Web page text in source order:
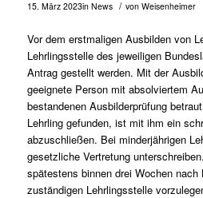
15. März 2023in News / von Weisenheimer
Vor dem erstmaligen Ausbilden von
Lehrlingsstelle des jeweiligen
Antrag gestellt werden. Mit der
geeignete Person mit absolviertem
bestandenen Ausbilderprüfung
Lehrling gefunden, ist mit ihm ein
abzuschließen. Bei minderjährigen
gesetzliche Vertretung
spätestens binnen drei Wochen nach
zuständigen Lehrlingsstelle